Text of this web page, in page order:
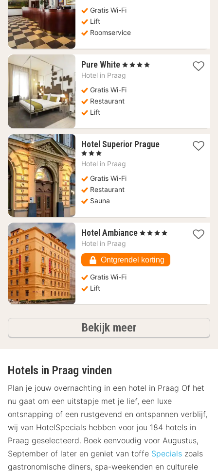
Gratis Wi-Fi
Lift
Roomservice
Pure White 1
nacht
vanaf
80,04
€
, 4 Sterren
Hotel in Praag
Gratis Wi-Fi
Restaurant
Lift
Hotel Superior Prague1
, 3 Sterren
Hotel in Praag
Gratis Wi-Fi
Restaurant
Sauna
Hotel Ambiance 1
66,18
€
, 4 Sterren
Hotel in Praag
Ontgrendel korting
Gratis Wi-Fi
Lift
Bekijk meerhotels
Hotels in Praag vinden
Plan je jouw overnachting in een hotel in Praag Of het
nu gaat om een uitstapje met je lief, een luxe
ontsnapping of een rustgevend en ontspannen verblijf,
wij van HotelSpecials hebben voor jou 184 hotels in
Praag geselecteerd. Boek eenvoudig voor Augustus,
September of later en geniet van toffe Specials zoals
gastronomische diners, spa-weekenden en culturele